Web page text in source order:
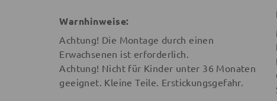
Warnhinweise:
Achtung! Die Montage durch einen
Erwachsenen ist erforderlich.
Achtung! Nicht für Kinder unter 36 Monaten
geeignet. Kleine Teile. Erstickungsgefahr.